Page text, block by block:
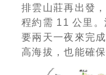
排雲山莊再出發
程約需 11 公里
要兩天一夜來完
高海拔，也能確